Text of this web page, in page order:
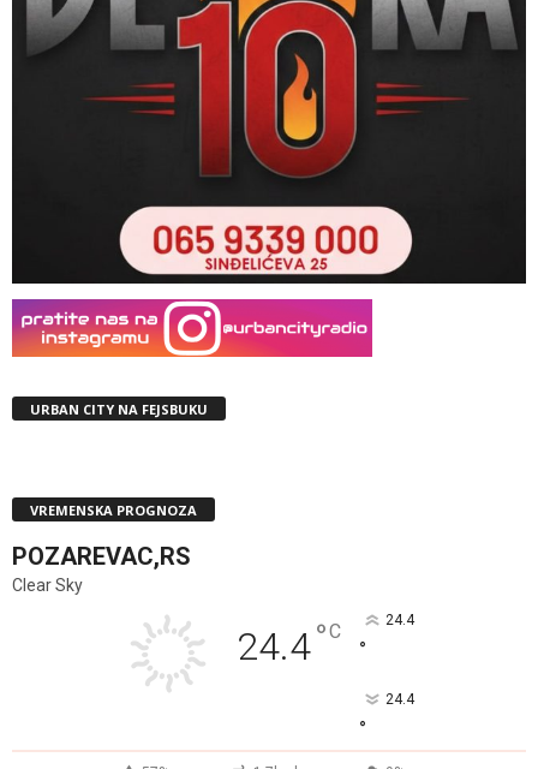
URBAN CITY NA FEJSBUKU
VREMENSKA PROGNOZA
POZAREVAC,RS
Clear Sky
24.4°C 24.4
°
24.4
°